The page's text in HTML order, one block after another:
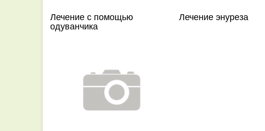
Лечение с помощью
одуванчика
Лечение энуреза